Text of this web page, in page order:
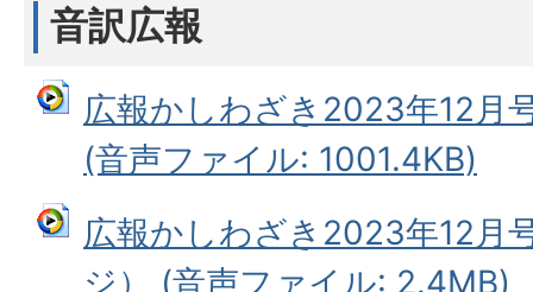
音訳広報
広報かしわざき2023年12月
(音声ファイル: 1001.4KB)
広報かしわざき2023年12月
ジ） (音声ファイル: 2.4MB)